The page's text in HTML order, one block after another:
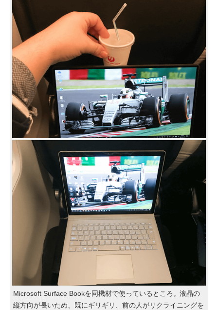
Microsoft Surface Bookを同機材で使っているところ。液晶の
縦方向が長いため、既にギリギリ、前の人がリクライニングを